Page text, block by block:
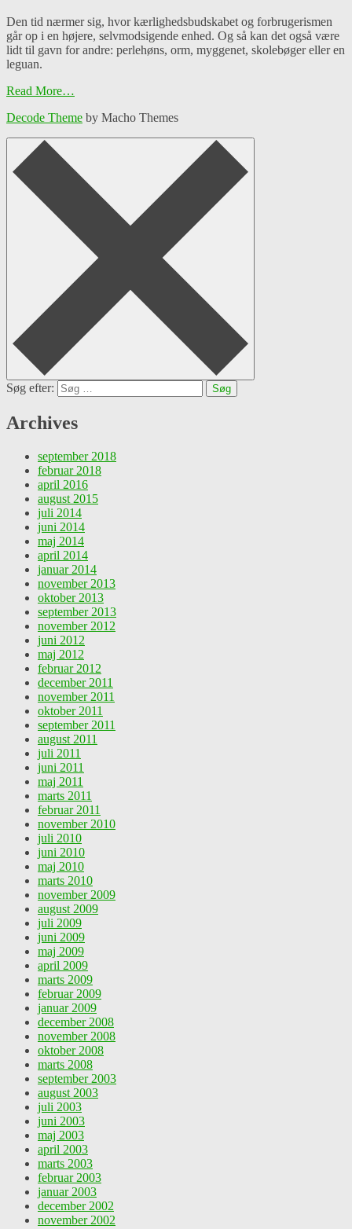
Den tid nærmer sig, hvor kærlighedsbudskabet og forbrugerismen
går op i en højere, selvmodsigende enhed. Og så kan det også være
lidt til gavn for andre: perlehøns, orm, myggenet, skolebøger eller en
leguan.
Read More…
Decode Theme by Macho Themes
Søg efter:
Archives
september 2018
februar 2018
april 2016
august 2015
juli 2014
juni 2014
maj 2014
april 2014
januar 2014
november 2013
oktober 2013
september 2013
november 2012
juni 2012
maj 2012
februar 2012
december 2011
november 2011
oktober 2011
september 2011
august 2011
juli 2011
juni 2011
maj 2011
marts 2011
februar 2011
november 2010
juli 2010
juni 2010
maj 2010
marts 2010
november 2009
august 2009
juli 2009
juni 2009
maj 2009
april 2009
marts 2009
februar 2009
januar 2009
december 2008
november 2008
oktober 2008
marts 2008
september 2003
august 2003
juli 2003
juni 2003
maj 2003
april 2003
marts 2003
februar 2003
januar 2003
december 2002
november 2002